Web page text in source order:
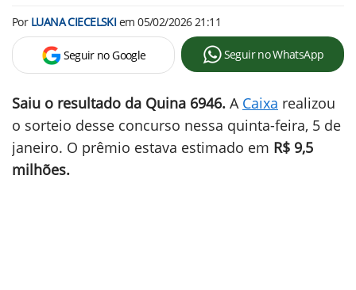
Por LUANA CIECELSKIem05/02/2026 21:11
Seguir no Google Seguir no WhatsApp
Saiu o resultado da Quina 6946. A Caixa realizou
o sorteio desse concurso nessa quinta-feira, 5 de
janeiro. O prêmio estava estimado em R$ 9,5
milhões.